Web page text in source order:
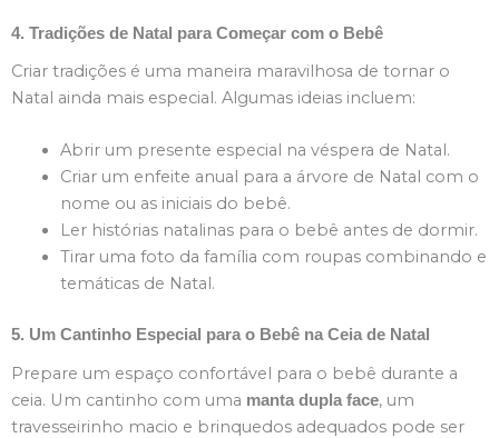
4. Tradições de Natal para Começar com o Bebê
Criar tradições é uma maneira maravilhosa de tornar o
Natal ainda mais especial. Algumas ideias incluem:
Abrir um presente especial na véspera de Natal.
Criar um enfeite anual para a árvore de Natal com o
nome ou as iniciais do bebê.
Ler histórias natalinas para o bebê antes de dormir.
Tirar uma foto da família com roupas combinando e
temáticas de Natal.
5. Um Cantinho Especial para o Bebê na Ceia de Natal
Prepare um espaço confortável para o bebê durante a
ceia. Um cantinho com uma manta dupla face, um
travesseirinho macio e brinquedos adequados pode ser